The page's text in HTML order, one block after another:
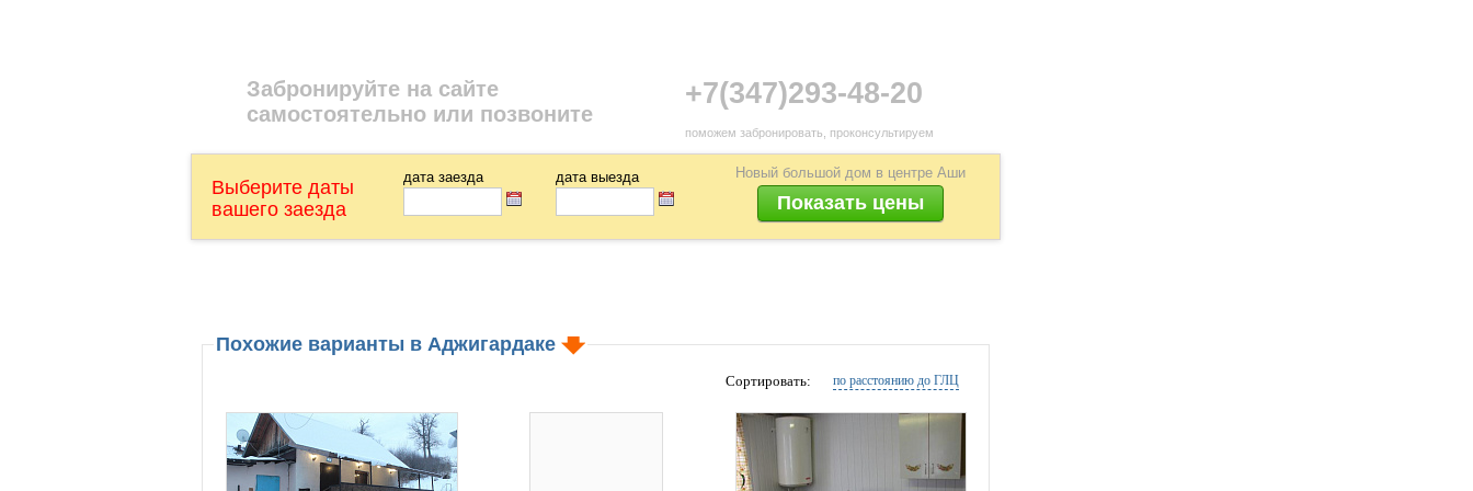
+7(347)293-48-20
поможем забронировать, проконсультируем
Забронируйте на сайте
самостоятельно или позвоните
Выберите даты
вашего заезда
дата заезда дата выезда Новый большой дом в центре Аши
Похожие варианты в Аджигардаке
по расстоянию до ГЛЦ
Сортировать: